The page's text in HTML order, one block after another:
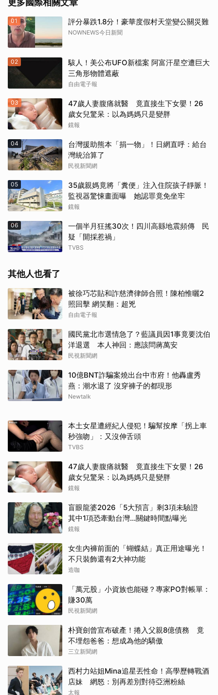
更多國際相關文章
01 評分暴跌1.8分！豪華度假村天堂變公關災難
NOWNEWS今日新聞
02
駭人！美公布UFO新檔案 阿富汗星空遭巨大
三角形物體遮蔽
自由電子報
03
47歲人妻腹痛就醫 竟直接生下女嬰！26
歲女兒驚呆：以為媽媽只是變胖
鏡報
04
台灣援助熊本「捐一物」！日網直呼：給台
灣統治算了
民視新聞網
05
35歲親媽竟將「糞便」注入住院孩子靜脈！
監視器驚悚畫面曝 她認罪竟免坐牢
鏡報
06
一個半月狂搖30次！四川高縣地震頻傳 民
疑「開採惹禍」
TVBS
其他人也看了
被徐巧芯貼和詐慈濟律師合照！陳柏惟曬2
照回擊 網笑翻：超兇
自由電子報
國民黨北市選情急了？藍議員因1事竟要沈伯
洋退選 本人神回：應該問蔣萬安
民視新聞網
10億BNT詐騙案燒出台中市府！他轟盧秀
燕：潮水退了 沒穿褲子的都現形
Newtalk
本土女星遭經紀人侵犯！騙幫按摩「拐上車
秒強吻」：又沒伸舌頭
TVBS
47歲人妻腹痛就醫 竟直接生下女嬰！26
歲女兒驚呆：以為媽媽只是變胖
鏡報
盲眼龍婆2026「5大預言」剩3項未驗證
其中1項恐牽動台灣...關鍵時間點曝光
鏡報
女生內褲前面的「蝴蝶結」真正用途曝光！
不只裝飾還有2大神功能
造咖
「萬元股」小資族也能碰？專家PO對帳單：
賺30萬
民視新聞網
朴寶劍曾宣布破產！捲入父親8億債務 竟
不埋怨爸爸：想成為他的驕傲
三立新聞網
西村力站姐Mina追星丟性命！高學歷轉戰酒
店妹 網怒：別再差別對待亞洲粉絲
太報